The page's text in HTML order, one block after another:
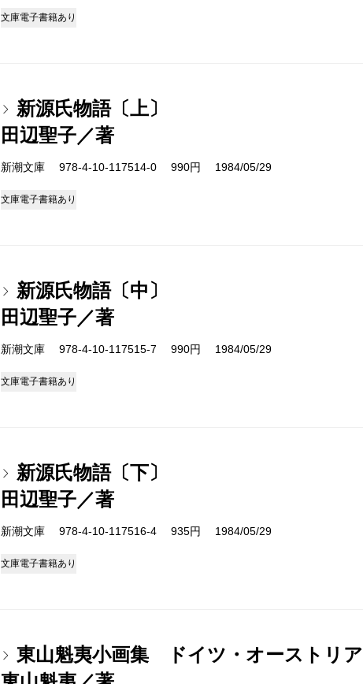
文庫電子書籍あり
新源氏物語〔上〕
田辺聖子／著
新潮文庫 978-4-10-117514-0 990円 1984/05/29
文庫電子書籍あり
新源氏物語〔中〕
田辺聖子／著
新潮文庫 978-4-10-117515-7 990円 1984/05/29
文庫電子書籍あり
新源氏物語〔下〕
田辺聖子／著
新潮文庫 978-4-10-117516-4 935円 1984/05/29
文庫電子書籍あり
東山魁夷小画集 ドイツ・オーストリア